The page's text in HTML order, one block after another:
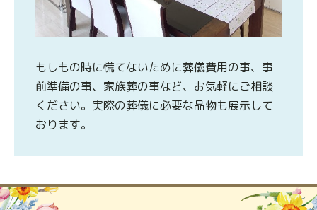
もしもの時に慌てないために葬儀費用の事、事
前準備の事、家族葬の事など、お気軽にご相談
ください。実際の葬儀に必要な品物も展示して
おります。